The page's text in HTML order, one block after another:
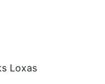
Loxas